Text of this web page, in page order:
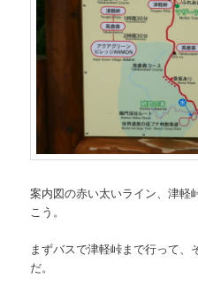
案内図の赤い太いライン、津
こう。
まずバスで津軽峠まで行って
だ。